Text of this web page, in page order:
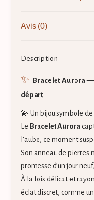
Avis (0)
Description
✨ Bracelet Aurora —
départ
💫 Un bijou symbole de
Le Bracelet Aurora
l’aube, ce moment
Son anneau de pierres
promesse d’un jour
À la fois délicat et
éclat discret, comme